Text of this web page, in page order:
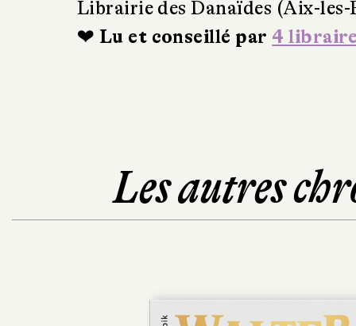
Librairie des Danaïdes (Aix-les-
❤ Lu et conseillé par 4
Les autres